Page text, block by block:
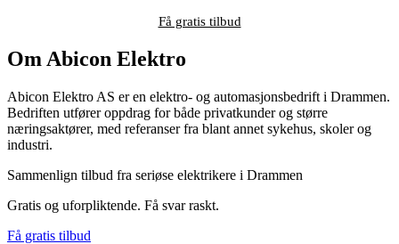
Få gratis tilbud
Om Abicon Elektro
Abicon Elektro AS er en elektro- og automasjonsbedrift i Drammen.
Bedriften utfører oppdrag for både privatkunder og større
næringsaktører, med referanser fra blant annet sykehus, skoler og
industri.
Sammenlign tilbud fra seriøse elektrikere i Drammen
Gratis og uforpliktende. Få svar raskt.
Få gratis tilbud